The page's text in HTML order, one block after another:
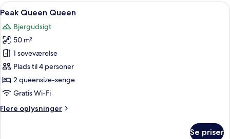
Indlæs
alle
billeder
af
Peak
Queen
Queen
Et hotelværelse med to senge, et
4
Peak Queen Queen
Bjergudsigt
50 m²
1 soveværelse
Plads til 4 personer
2 queensize-senge
Gratis Wi-Fi
Flere oplysninger
Flere
Se priser